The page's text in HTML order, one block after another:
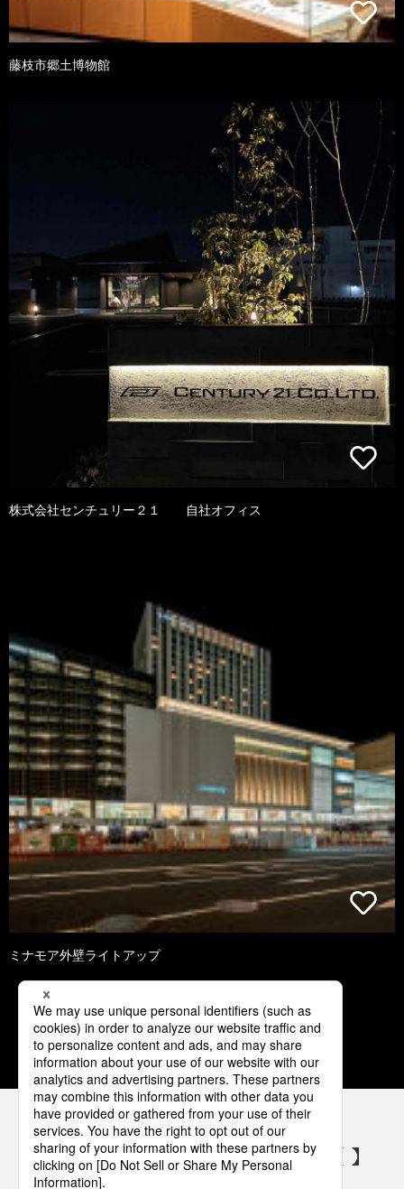
藤枝市郷土博物館
株式会社センチュリー２１ 自社オフィス
ミナモア外壁ライトアップ
1 2 3 4 5
パナソニックの電気設備 SNSアカウント